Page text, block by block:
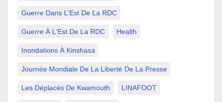
Guerre Dans L'Est De La RDC
Guerre À L'Est De La RDC Health
Inondations À Kinshasa
Journée Mondiale De La Liberté De La Presse
Les Déplacés De Kwamouth LINAFOOT